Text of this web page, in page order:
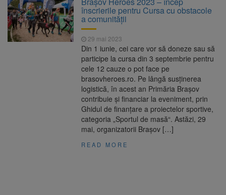
Accidentelor de Muncă
8 august 2026
Am început demolarea
fostului complex Duplex 91, de lângă Piața
Star
8 august 2026
Ungaria renunță la apelul
pentru reducerea consumului de energie.
Nivelul Dunării a început să crească
La 97 de ani, a doborât
propriul record mondial. Betty Bromage a
zburat din nou pe aripa unui avion
înscrierile pentru Cursa cu obstacole
a comunității
29 mai 2023
Din 1 iunie, cei care vor să doneze sau să
participe la cursa din 3 septembrie pentru
cele 12 cauze o pot face pe
brasovheroes.ro. Pe lângă susținerea
logistică, în acest an Primăria Brașov
contribuie și financiar la eveniment, prin
Ghidul de finanțare a proiectelor sportive,
categoria „Sportul de masă“. Astăzi, 29
mai, organizatorii Brașov […]
READ MORE